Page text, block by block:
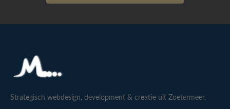
Strategisch webdesign, development & creatie uit Zoetermeer.